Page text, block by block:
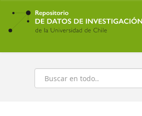
Ir
contenido
principal
Buscar